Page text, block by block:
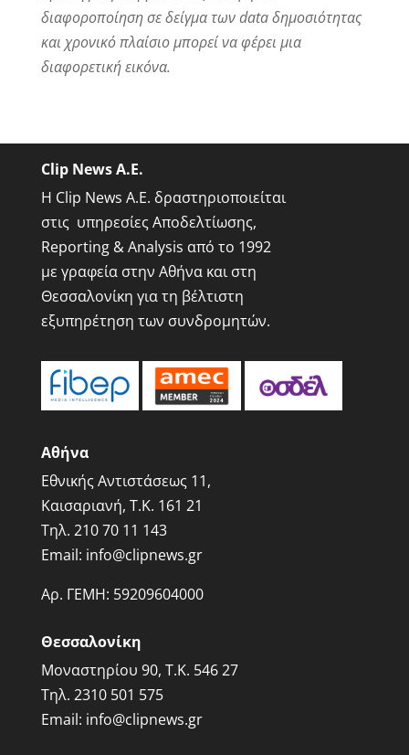
διαφοροποίηση σε δείγμα των data δημοσιότητας
και χρονικό πλαίσιο μπορεί να φέρει μια
διαφορετική εικόνα.
Clip News A.E.
Η Clip News A.E. δραστηριοποιείται
στις υπηρεσίες Αποδελτίωσης,
Reporting & Analysis από το 1992
με γραφεία στην Αθήνα και στη
Θεσσαλονίκη για τη βέλτιστη
εξυπηρέτηση των συνδρομητών.
Αθήνα
Εθνικής Αντιστάσεως 11,
Καισαριανή, Τ.Κ. 161 21
Τηλ. 210 70 11 143
Email: info@clipnews.gr
Αρ. ΓΕΜΗ: 59209604000
Θεσσαλονίκη
Μοναστηρίου 90, Τ.Κ. 546 27
Τηλ. 2310 501 575
Email: info@clipnews.gr